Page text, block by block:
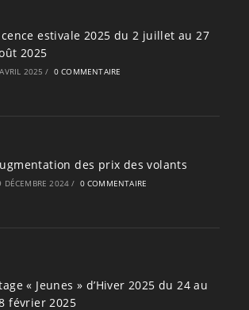
estivale 2025 du 2 juillet au 27
2025
2025 / 0 COMMENTAIRE
des prix des volants
DÉCEMBRE 2024 / 0 COMMENTAIRE
« Jeunes » d’Hiver 2025 du 24 au
février 2025